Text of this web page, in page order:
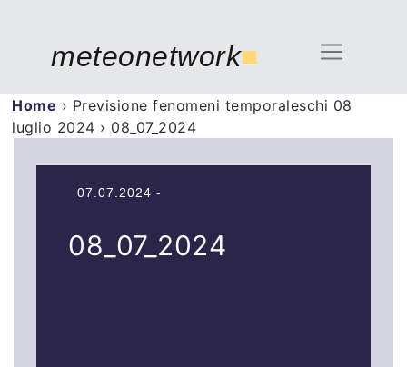
meteonetwork■
Home › Previsione fenomeni temporaleschi 08
luglio 2024 › 08_07_2024
07.07.2024 -
08_07_2024